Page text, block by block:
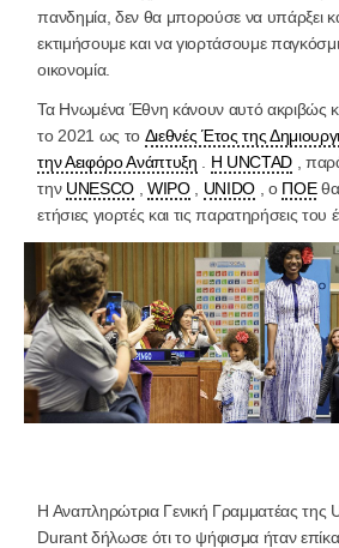
πανδημία, δεν θα μπορούσε να υπάρξει
εκτιμήσουμε και να γιορτάσουμε
οικονομία.
Τα Ηνωμένα Έθνη κάνουν αυτό ακριβώς
το 2021 ως το Διεθνές Έτος της
την Αειφόρο Ανάπτυξη . Η UNCTAD ,
την UNESCO ,WIPO, UNIDO , ο ΠΟΕθα
ετήσιες γιορτές και τις παρατηρήσεις του
Η Αναπληρώτρια Γενική Γραμματέας της
Durant δήλωσε ότι το ψήφισμα ήταν